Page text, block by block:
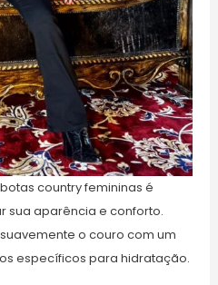
country femininas é
sua aparência e conforto.
o couro com um
específicos para hidratação.